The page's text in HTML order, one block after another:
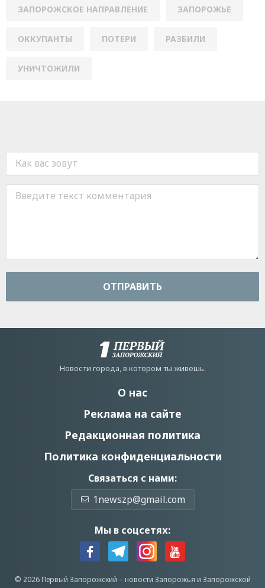
ЗАПОРОЖСКОЕ НАПРАВЛЕНИЕ ЗАПОРОЖЬЕ
ОККУПАНТЫ ПОТЕРИ РАЗБИЛИ
УНИЧТОЖИЛИ
ОТПРАВИТЬ
Новости города, в котором ты живешь.
О нас
Реклама на сайте
Редакционная политика
Политика конфиденциальности
Связаться с нами:
1newszp@gmail.com
Мы в соцсетях:
© 2026 Первый Запорожский – новости Запорожья и Запорожской